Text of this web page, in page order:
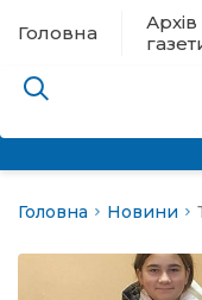
Головна
Архів
евакуації
Головна Новини